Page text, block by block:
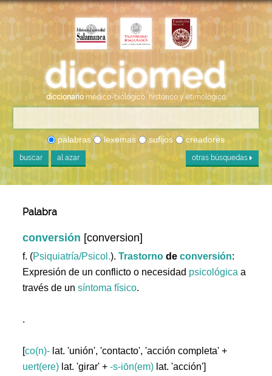
diccionario médico-biológico, histórico y etimológico
palabras lexemas sufijos creadores
buscar al azar otras búsquedas
Palabra
conversión [conversion]
f. (Psiquiatría/Psicol.).Trastorno deconversión:
Expresión de un conflicto o necesidad psicológica a
través de unsíntoma físico.
.
[co(n)- lat. 'unión', 'contacto', 'acción completa' +
uert(ere) lat. 'girar' +-s-iōn(em) lat. 'acción']